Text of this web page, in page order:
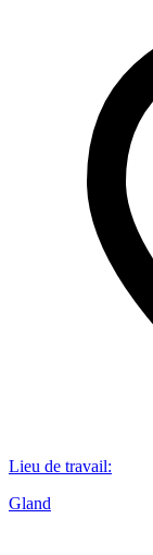
Lieu de travail:
Gland